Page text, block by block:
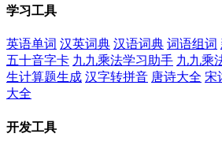
学习工具
英语单词 汉英词典 汉语词典 词语组词
五十音字卡 九九乘法学习助手 九九乘
生计算题生成 汉字转拼音 唐诗大全 宋
大全
开发工具